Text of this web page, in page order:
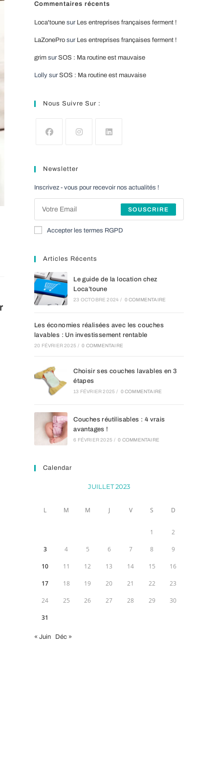
Commentaires récents
Loca'toune sur Les entreprises françaises ferment !
LaZonePro sur Les entreprises françaises ferment !
grim surSOS : Ma routine est mauvaise
Lolly surSOS : Ma routine est mauvaise
Nous Suivre Sur :
nouvel
onglet
nouvel
onglet
nouvel
onglet
Newsletter
Inscrivez - vous pour recevoir nos actualités !
SOUSCRIRE
Accepter les termes RGPD
Articles Récents
Le guide de la location chez
Loca’toune
23 OCTOBRE 2024 / 0 COMMENTAIRE
Les économies réalisées avec les couches
lavables : Un investissement rentable
20 FÉVRIER 2025 / 0 COMMENTAIRE
Choisir ses couches lavables en 3
étapes
13 FÉVRIER 2025 / 0 COMMENTAIRE
Couches réutilisables : 4 vrais
avantages !
6 FÉVRIER 2025 / 0 COMMENTAIRE
Calendar
JUILLET 2023
L M M J V S D
1 2
3 4 5 6 7 8 9
10 11 12 13 14 15 16
17 18 19 20 21 22 23
24 25 26 27 28 29 30
31
« Juin Déc »